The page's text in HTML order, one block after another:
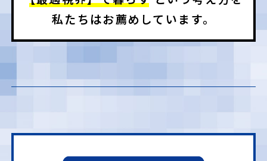
私たちはお薦めしています。